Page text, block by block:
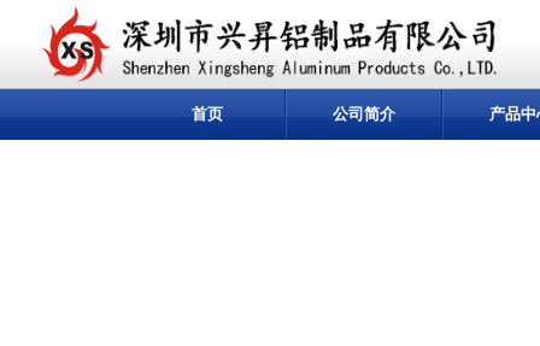
首页 公司简介 产品中